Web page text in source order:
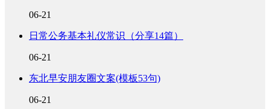
06-21
日常公务基本礼仪常识（分享14篇）
06-21
东北早安朋友圈文案(模板53句)
06-21